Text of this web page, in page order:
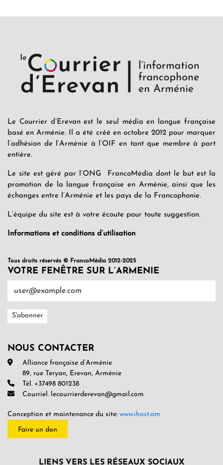
Le Courrier d’Erevan est le seul média en langue française
basé en Arménie. Il a été créé en octobre 2012 pour marquer
l’adhésion de l’Arménie à l’OIF en tant que membre à part
entière.
Le site est géré par l’ONG FrancoMédia dont le but est la
promotion de la langue française en Arménie, ainsi que les
échanges entre l’Arménie et les pays de la Francophonie.
L’équipe du site est à votre écoute pour toute suggestion.
Informations et conditions d’utilisation
Tous droits réservés © FrancoMédia 2012-2025
VOTRE FENÊTRE SUR L’ARMENIE
NOUS CONTACTER
Alliance française d’Arménie
89, rue Teryan, Erevan, Arménie
Tél. +37498 801238
Courriel. lecourrierderevan@gmail.com
Conception et maintenance du site: www.ihost.am
Faire un don
LIENS VERS LES RÉSEAUX SOCIAUX